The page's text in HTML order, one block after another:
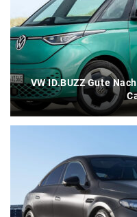
VW ID.BUZZ Gute